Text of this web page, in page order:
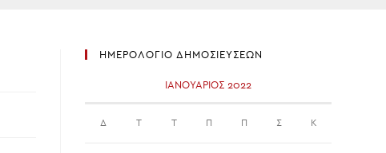
ΗΜΕΡΟΛΟΓΙΟ ΔΗΜΟΣΙΕΥΣΕΩΝ
ΙΑΝΟΥΆΡΙΟΣ 2022
Δ Τ Τ Π Π Σ Κ